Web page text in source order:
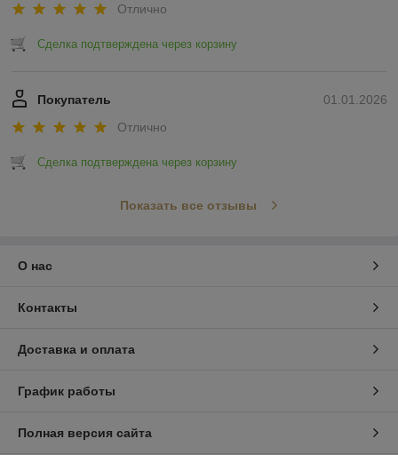
Отлично
Сделка подтверждена через корзину
01.01.2026
Покупатель
Отлично
Сделка подтверждена через корзину
Показать все отзывы
О нас
Контакты
Доставка и оплата
График работы
Полная версия сайта